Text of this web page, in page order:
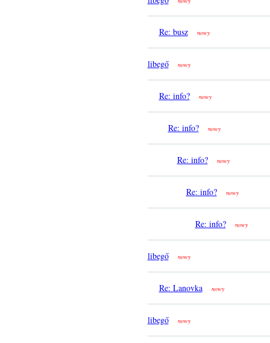
Re: busz nowy
libegő nowy
Re: info? nowy
Re: info? nowy
Re: info? nowy
Re: info? nowy
Re: info? nowy
libegő nowy
Re: Lanovka nowy
libegő nowy